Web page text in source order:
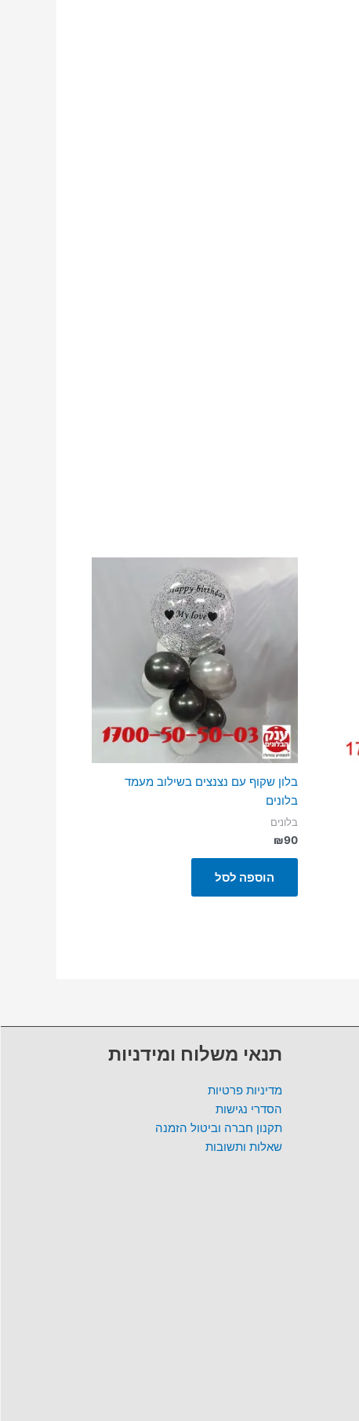
בלון שקוף עם נצנצים בשילוב מעמד
בלונים
בלונים
₪90
הוספה לסל
תנאי משלוח ומידניות
מדיניות פרטיות
הסדרי נגישות
תקנון חברה וביטול הזמנה
שאלות ותשובות